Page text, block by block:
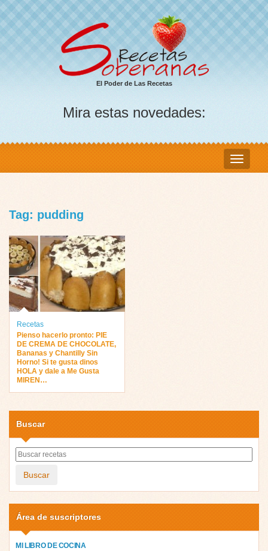
El Poder de Las Recetas
Mira estas novedades:
Tag: pudding
Recetas
Pienso hacerlo pronto: PIE
DE CREMA DE CHOCOLATE,
Bananas y Chantilly Sin
Horno! Si te gusta dinos
HOLA y dale a Me Gusta
MIREN…
Buscar
Buscar
Área de suscriptores
MI LIBRO DE COCINA